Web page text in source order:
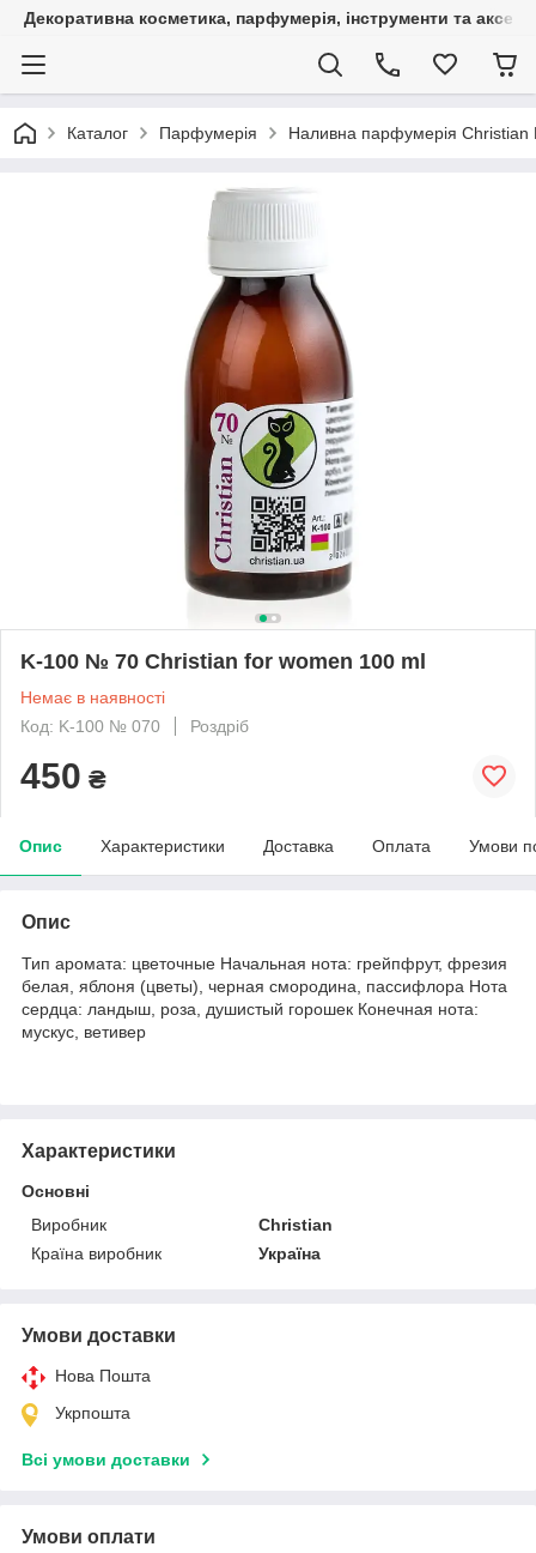
Декоративна косметика, парфумерія, інструменти та
Каталог Парфумерія Наливна парфумерія Christian
K-100 № 70 Christian for women 100 ml
Немає в наявності
Код: K-100 № 070
Роздріб
450 ₴
Опис Характеристики Доставка Оплата Умови
Опис
Тип аромата: цветочные Начальная нота: грейпфрут, фрезия
белая, яблоня (цветы), черная смородина, пассифлора Нота
сердца: ландыш, роза, душистый горошек Конечная нота:
мускус, ветивер
Характеристики
Основні
Виробник
Christian
Країна виробник
Україна
Умови доставки
Нова Пошта
Укрпошта
Всі умови доставки
Умови оплати